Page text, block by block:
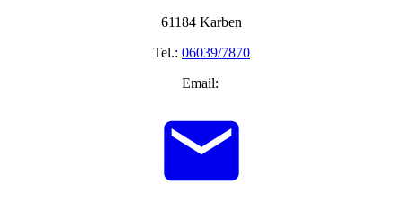
61184 Karben
Tel.: 06039/7870
Email: